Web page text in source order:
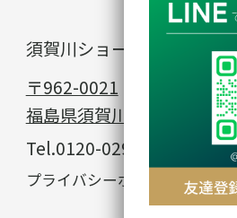
須賀川ショールーム
〒962-0021
福島県須賀川市館取町23−1
Tel.0120-029-912
プライバシーポリシー